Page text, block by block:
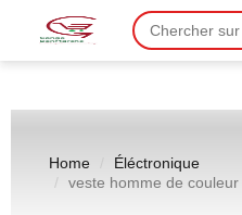
Home
Éléctronique
veste homme de